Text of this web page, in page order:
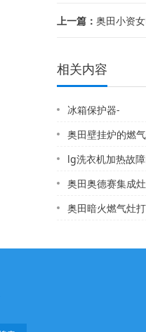
上一篇： 奥田小资女DIY
相关内容
冰箱保护器-
奥田壁挂炉的燃气灶打不
lg洗衣机加热故
奥田奥德赛集成灶24小时
奥田暗火燃气灶打不